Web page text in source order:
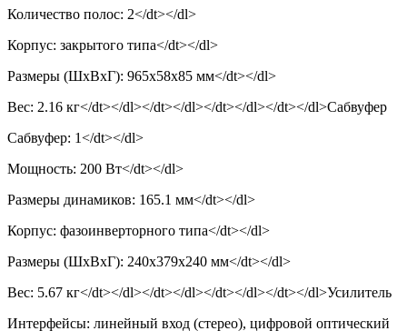
Количество полос: 2</dt></dl>
Корпус: закрытого типа</dt></dl>
Размеры (ШхВхГ): 965x58x85 мм</dt></dl>
Вес: 2.16 кг</dt></dl></dt></dl></dt></dl></dt></dl>Сабвуфер
Сабвуфер: 1</dt></dl>
Мощность: 200 Вт</dt></dl>
Размеры динамиков: 165.1 мм</dt></dl>
Корпус: фазоинверторного типа</dt></dl>
Размеры (ШхВхГ): 240x379x240 мм</dt></dl>
Вес: 5.67 кг</dt></dl></dt></dl></dt></dl></dt></dl>Усилитель
Интерфейсы: линейный вход (стерео), цифровой оптический